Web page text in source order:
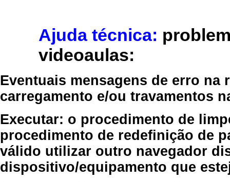
Ajuda técnica:
videoaulas:
Eventuais mensagens de erro
carregamento e/ou travamentos
Executar: o procedimento de
procedimento de redefinição de
válido utilizar outro navegador
dispositivo/equipamento que